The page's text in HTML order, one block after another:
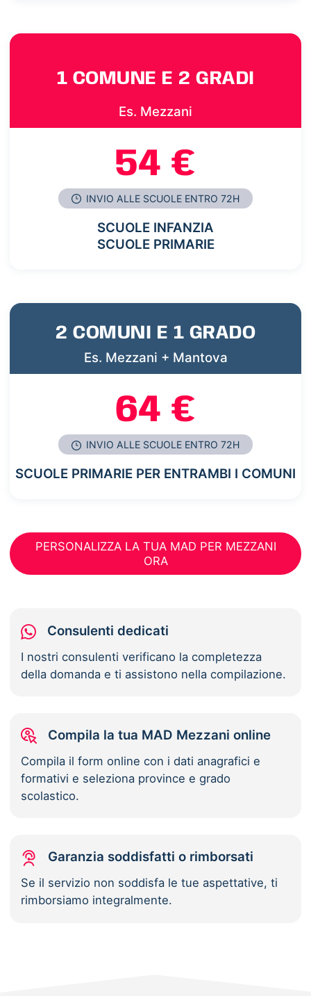
1 COMUNE E 2 GRADI
Es. Mezzani
54 €
INVIO ALLE SCUOLE ENTRO 72H
SCUOLE INFANZIA
SCUOLE PRIMARIE
2 COMUNI E 1 GRADO
Es. Mezzani + Mantova
64 €
INVIO ALLE SCUOLE ENTRO 72H
SCUOLE PRIMARIE PER ENTRAMBI I COMUNI
PERSONALIZZA LA TUA MAD PER MEZZANI
ORA
Consulenti dedicati
I nostri consulenti verificano la completezza
della domanda e ti assistono nella compilazione.
Compila la tua MAD Mezzani online
Compila il form online con i dati anagrafici e
formativi e seleziona province e grado
scolastico.
Garanzia soddisfatti o rimborsati
Se il servizio non soddisfa le tue aspettative, ti
rimborsiamo integralmente.